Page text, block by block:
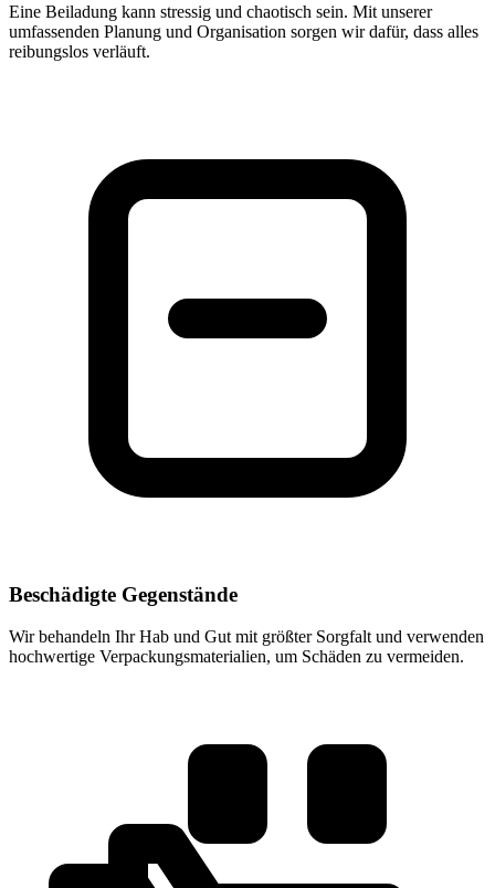
Eine Beiladung kann stressig und chaotisch sein. Mit unserer
umfassenden Planung und Organisation sorgen wir dafür, dass alles
reibungslos verläuft.
Beschädigte Gegenstände
Wir behandeln Ihr Hab und Gut mit größter Sorgfalt und verwenden
hochwertige Verpackungsmaterialien, um Schäden zu vermeiden.